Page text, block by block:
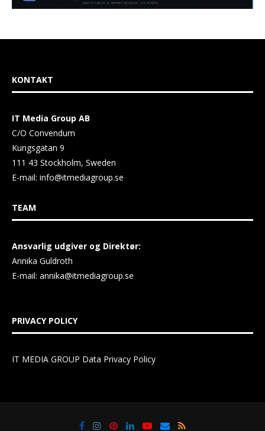
KONTAKT
IT Media Group AB
C/O Convendum
Kungsgatan 9
111 43 Stockholm, Sweden
E-mail: info@itmediagroup.se
TEAM
Ansvarlig udgiver og Direktør:
Annika Guldroth
E-mail: annika@itmediagroup.se
PRIVACY POLICY
IT MEDIA GROUP Data Privacy Policy